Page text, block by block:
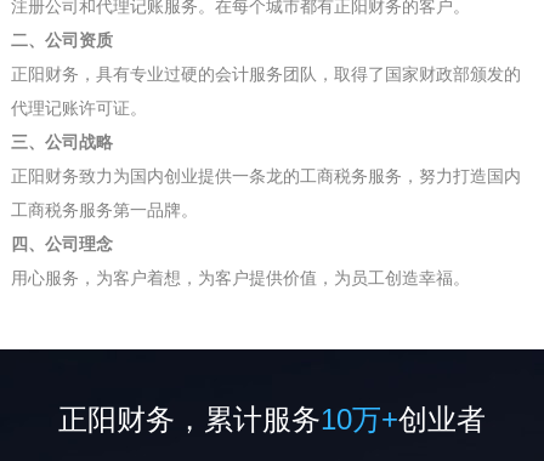
注册公司和代理记账服务。在每个城市都有正阳财务的客户。
二、公司资质
正阳财务，具有专业过硬的会计服务团队，取得了国家财政部颁发的
代理记账许可证。
三、公司战略
正阳财务致力为国内创业提供一条龙的工商税务服务，努力打造国内
工商税务服务第一品牌。
四、公司理念
用心服务，为客户着想，为客户提供价值，为员工创造幸福。
正阳财务，累计服务10万+创业者